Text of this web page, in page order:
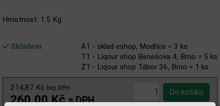
Hmotnost: 1.5 Kg
Skladem
A1 - sklad eshop, Modřice = 3 ks
T1 - Liqour shop Benešova 4, Brno = 5 ks
Z1 - Liqour shop Tábor 36, Brno = 1 ks
214,87 Kč bez DPH
260,00 Kčs DPH